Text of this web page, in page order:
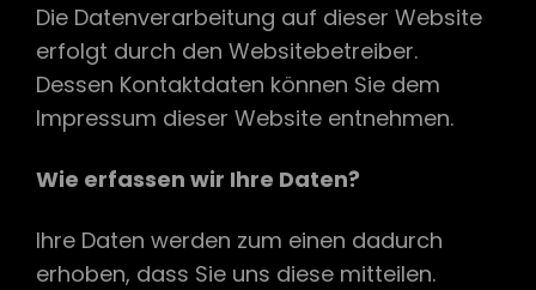
Die Datenverarbeitung auf dieser Website
erfolgt durch den Websitebetreiber.
Dessen Kontaktdaten können Sie dem
Impressum dieser Website entnehmen.
Wie erfassen wir Ihre Daten?
Ihre Daten werden zum einen dadurch
erhoben, dass Sie uns diese mitteilen.